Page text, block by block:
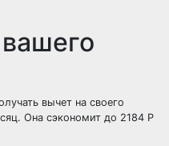
вычет на своего
Она сэкономит до 2184 Р